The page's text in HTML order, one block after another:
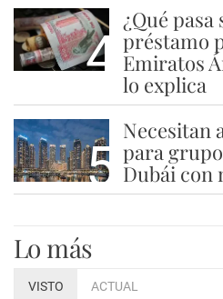
4
¿Qué pasa
préstamo
Emiratos
lo explica
5
Necesitan
para
Dubái con
Lo más
VISTO ACTUAL